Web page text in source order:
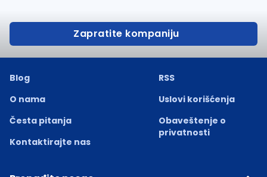
Zapratite kompaniju
Blog
O nama
Česta pitanja
Kontaktirajte nas
RSS
Uslovi korišćenja
Obaveštenje o
privatnosti